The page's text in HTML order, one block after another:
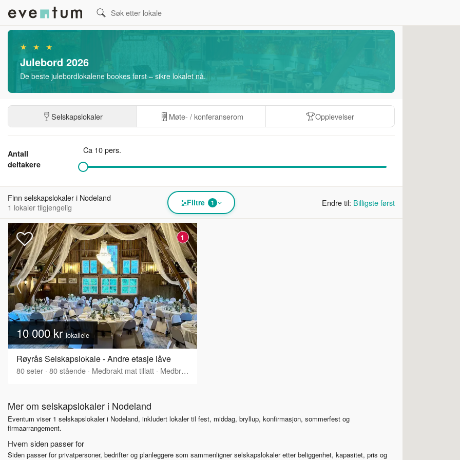
★ ★ ★
Julebord 2026
De beste julebordlokalene bookes først – sikre lokalet nå.
Selskapslokaler Møte- / konferanserom Opplevelser
Antall
deltakere
Ca 10 pers.
Finn selskapslokaler i Nodeland
1 lokaler tilgjengelig
Filtre 1 Endre til: Billigste først
1
10 000 krlokalleie
Røyrås Selskapslokale - Andre etasje låve
80seter · 80stående · Medbrakt mat tillatt · Medbrakt drikke tillatt
Mer om selskapslokaler i Nodeland
Eventum viser 1 selskapslokaler i Nodeland, inkludert lokaler til fest, middag, bryllup, konfirmasjon, sommerfest og
firmaarrangement.
Hvem siden passer for
Siden passer for privatpersoner, bedrifter og planleggere som sammenligner selskapslokaler etter beliggenhet, kapasitet, pris og